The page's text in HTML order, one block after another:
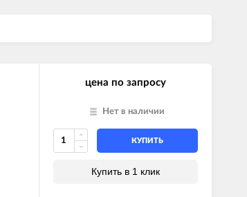
цена по запросу
Нет в наличии
КУПИТЬ
Купить в 1 клик